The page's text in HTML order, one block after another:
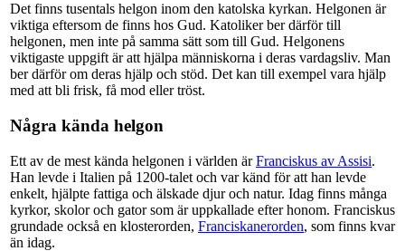
Det finns tusentals helgon inom den katolska kyrkan. Helgonen är
viktiga eftersom de finns hos Gud. Katoliker ber därför till
helgonen, men inte på samma sätt som till Gud. Helgonens
viktigaste uppgift är att hjälpa människorna i deras vardagsliv. Man
ber därför om deras hjälp och stöd. Det kan till exempel vara hjälp
med att bli frisk, få mod eller tröst.
Några kända helgon
Ett av de mest kända helgonen i världen ärFranciskus av Assisi.
Han levde i Italien på 1200-talet och var känd för att han levde
enkelt, hjälpte fattiga och älskade djur och natur. Idag finns många
kyrkor, skolor och gator som är uppkallade efter honom. Franciskus
grundade också en klosterorden, Franciskanerorden, som finns kvar
än idag.